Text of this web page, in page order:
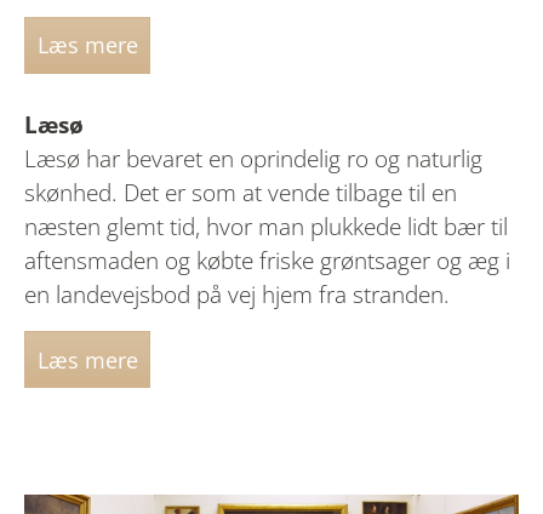
Læs mere
Læsø
Læsø har bevaret en oprindelig ro og naturlig
skønhed. Det er som at vende tilbage til en
næsten glemt tid, hvor man plukkede lidt bær til
aftensmaden og købte friske grøntsager og æg i
en landevejsbod på vej hjem fra stranden.
Læs mere